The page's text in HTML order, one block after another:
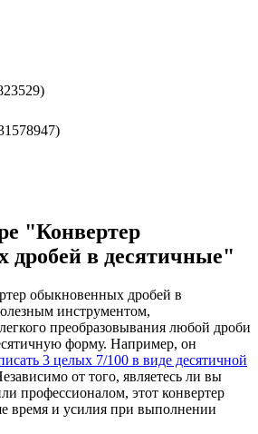
"Конвертер
дробей в десятичные"
обыкновенных дробей в
инструментом,
преобразовывания любой дроби
форму. Например, он
3 целых 7/100 в виде десятичной
от того, являетесь ли вы
профессионалом, этот конвертер
время и усилия при выполнении